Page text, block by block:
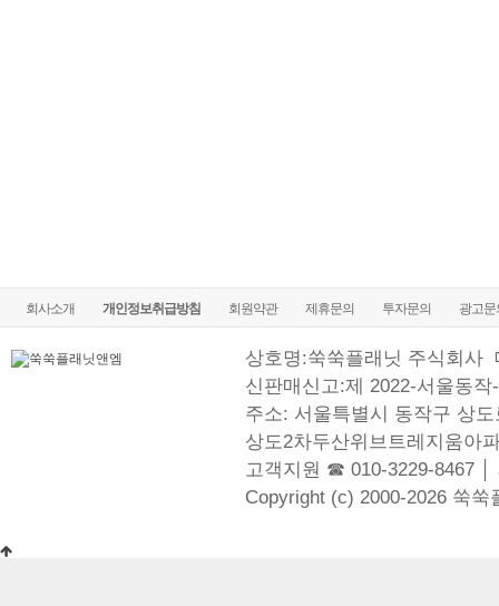
회사소개 개인정보취급방침 회원약관 제휴문의 투자문의 광고문
상호명:쑥쑥플래닛 주식회사
신판매신고:제 2022-서울동작
주소: 서울특별시 동작구 상
상도2차두산위브트레지움아
고객지원 ☎ 010-3229-8467 │
Copyright (c) 2000-2026 쑥